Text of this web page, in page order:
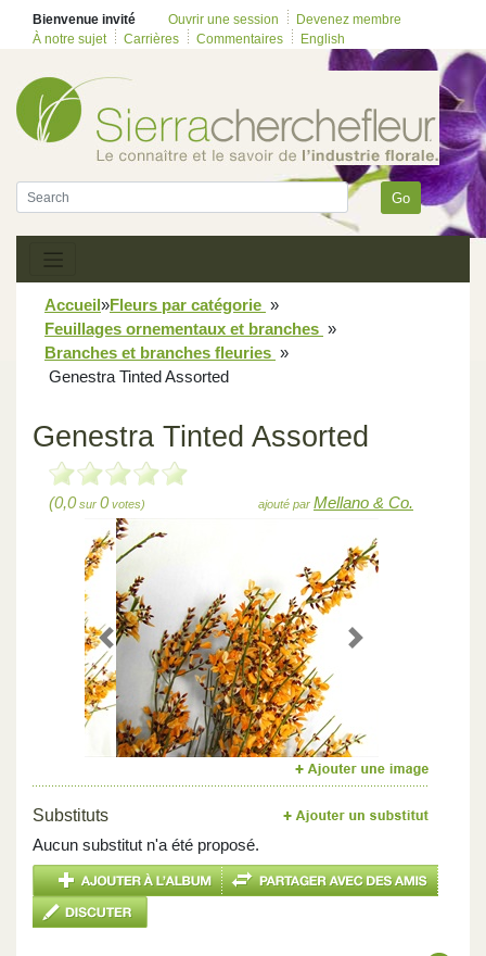
Bienvenue invité Ouvrir une session
Devenez membre
À notre sujet
Carrières Commentaires English
Go
Accueil»Fleurs par catégorie »
Feuillages ornementaux et branches »
Branches et branches fleuries »
Genestra Tinted Assorted
Genestra Tinted Assorted
(0,0sur 0votes) ajouté par Mellano & Co.
Previous Next
Substituts
Aucun substitut n'a été proposé.